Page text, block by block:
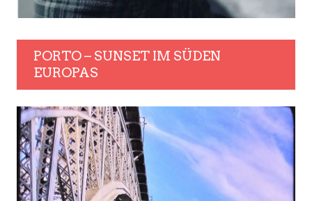
PORTO – SUNSET IM SÜDEN
EUROPAS